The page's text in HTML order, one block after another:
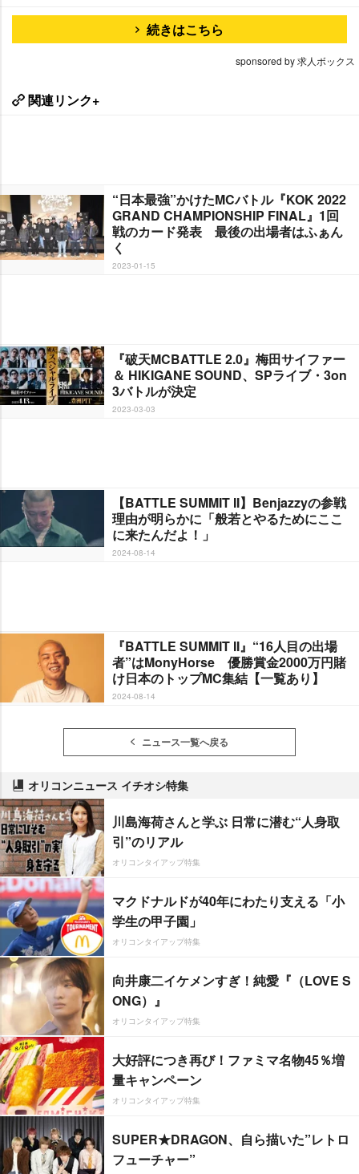
続きはこちら
sponsored by 求人ボックス
関連リンク+
“日本最強”かけたMCバトル『KOK 2022
GRAND CHAMPIONSHIP FINAL』1回
戦のカード発表 最後の出場者はふぁん
く
2023-01-15
『破天MCBATTLE 2.0』梅田サイファー
＆ HIKIGANE SOUND、SPライブ・3on
3バトルが決定
2023-03-03
【BATTLE SUMMIT II】Benjazzyの参戦
理由が明らかに「般若とやるためにここ
に来たんだよ！」
2024-08-14
『BATTLE SUMMIT II』“16人目の出場
者”はMonyHorse 優勝賞金2000万円賭
け日本のトップMC集結【一覧あり】
2024-08-14
ニュース一覧へ戻る
オリコンニュース イチオシ特集
川島海荷さんと学ぶ 日常に潜む“人身取
引”のリアル
オリコンタイアップ特集
マクドナルドが40年にわたり支える「小
学生の甲子園」
オリコンタイアップ特集
向井康二イケメンすぎ！純愛『（LOVE S
ONG）』
オリコンタイアップ特集
大好評につき再び！ファミマ名物45％増
量キャンペーン
オリコンタイアップ特集
SUPER★DRAGON、自ら描いた”レトロ
フューチャー”